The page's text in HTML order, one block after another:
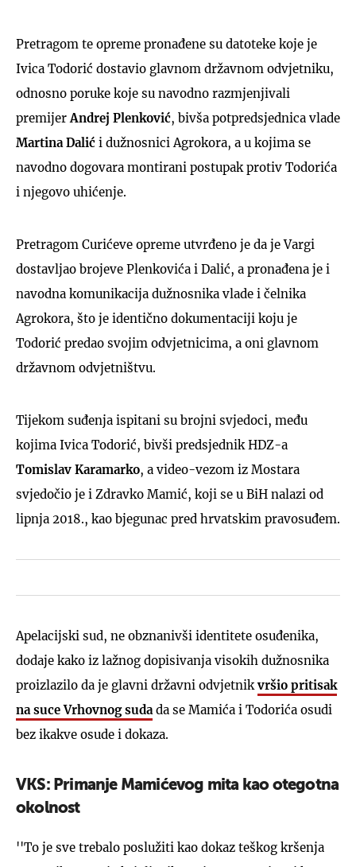
Pretragom te opreme pronađene su datoteke koje je
Ivica Todorić dostavio glavnom državnom odvjetniku,
odnosno poruke koje su navodno razmjenjivali
premijer Andrej Plenković, bivša potpredsjednica vlade
Martina Dalić i dužnosnici Agrokora, a u kojima se
navodno dogovara montirani postupak protiv Todorića
i njegovo uhićenje.
Pretragom Curićeve opreme utvrđeno je da je Vargi
dostavljao brojeve Plenkovića i Dalić, a pronađena je i
navodna komunikacija dužnosnika vlade i čelnika
Agrokora, što je identično dokumentaciji koju je
Todorić predao svojim odvjetnicima, a oni glavnom
državnom odvjetništvu.
Tijekom suđenja ispitani su brojni svjedoci, među
kojima Ivica Todorić, bivši predsjednik HDZ-a
Tomislav Karamarko, a video-vezom iz Mostara
svjedočio je i Zdravko Mamić, koji se u BiH nalazi od
lipnja 2018., kao bjegunac pred hrvatskim pravosuđem.
Apelacijski sud, ne obznanivši identitete osuđenika,
dodaje kako iz lažnog dopisivanja visokih dužnosnika
proizlazilo da je glavni državni odvjetnikvršio pritisak
na suce Vrhovnog suda da se Mamića i Todorića osudi
bez ikakve osude i dokaza.
VKS: Primanje Mamićevog mita kao otegotna
okolnost
''To je sve trebalo poslužiti kao dokaz teškog kršenja